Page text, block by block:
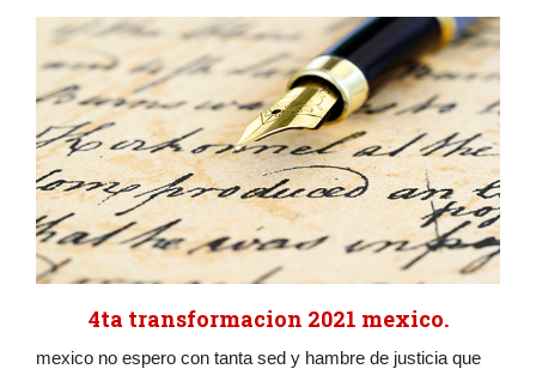
4ta transformacion 2021 mexico.
mexico no espero con tanta sed y hambre de justicia que